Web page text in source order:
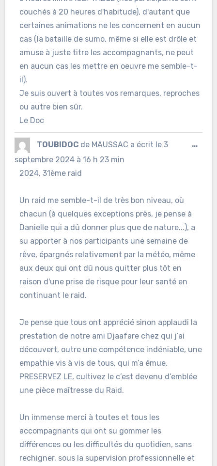
couchés à 20 heures d'habitude), d'autant que
certaines animations ne les concernent en aucun
cas (la bataille de sumo, même si elle est drôle et
amuse à juste titre les accompagnants, ne peut
en aucun cas les mettre en oeuvre me semble-t-
il).
Je suis ouvert à toutes vos remarques, reproches
ou autre bien sûr.
Le Doc
TOUBIDOC de MAUSSAC a écrit le3
septembre 2024 à 16 h 23 min
2024, 31ème raid
Un raid me semble-t-il de très bon niveau, où
chacun (à quelques exceptions près, je pense à
Danielle qui a dû donner plus que de nature...), a
su apporter à nos participants une semaine de
rêve, épargnés relativement par la météo, même
aux deux qui ont dû nous quitter plus tôt en
raison d'une prise de risque pour leur santé en
continuant le raid.
Je pense que tous ont apprécié sinon applaudi la
prestation de notre ami Djaafare chez qui j’ai
découvert, outre une compétence indéniable, une
empathie vis à vis de tous, qui m’a émue.
PRESERVEZ LE, cultivez le c’est devenu d’emblée
une pièce maîtresse du Raid.
Un immense merci à toutes et tous les
accompagnants qui ont su gommer les
différences ou les difficultés du quotidien, sans
rechigner, sous la supervision professionnelle et
...